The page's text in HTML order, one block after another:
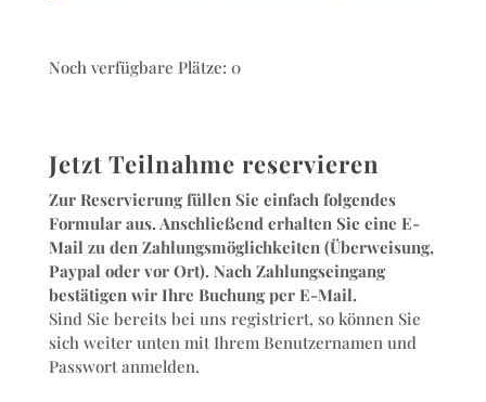
Noch verfügbare Plätze: 0
Jetzt Teilnahme reservieren
Zur Reservierung füllen Sie einfach folgendes
Formular aus. Anschließend erhalten Sie eine E-
Mail zu den Zahlungsmöglichkeiten (Überweisung,
Paypal oder vor Ort). Nach Zahlungseingang
bestätigen wir Ihre Buchung per E-Mail.
Sind Sie bereits bei uns registriert, so können Sie
sich weiter unten mit Ihrem Benutzernamen und
Passwort anmelden.